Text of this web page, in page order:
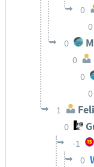
0
0
0
0
0
0
1
0
-1
0